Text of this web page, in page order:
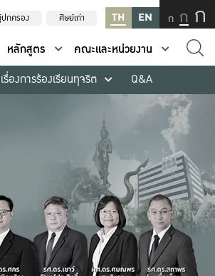
กครอง ศิษย์เก่า TH EN ก ก ก
หลักสูตร
คณะและหน่วยงาน
รื่องการร้องเรียนทุจริต Q&A